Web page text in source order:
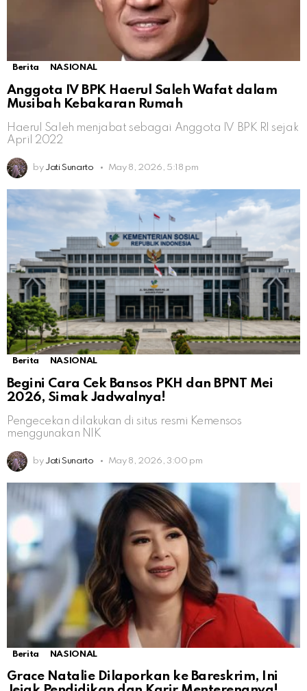
Berita NASIONAL
Anggota IV BPK Haerul Saleh Wafat dalam
Musibah Kebakaran Rumah
Haerul Saleh menjabat sebagai Anggota IV BPK RI sejak
April 2022
by Jati Sunarto May 8, 2026, 5:18 pm
Berita NASIONAL
Begini Cara Cek Bansos PKH dan BPNT Mei
2026, Simak Jadwalnya!
Pengecekan dilakukan di situs resmi Kemensos
menggunakan NIK
by Jati Sunarto May 8, 2026, 3:00 pm
Berita NASIONAL
Grace Natalie Dilaporkan ke Bareskrim, Ini